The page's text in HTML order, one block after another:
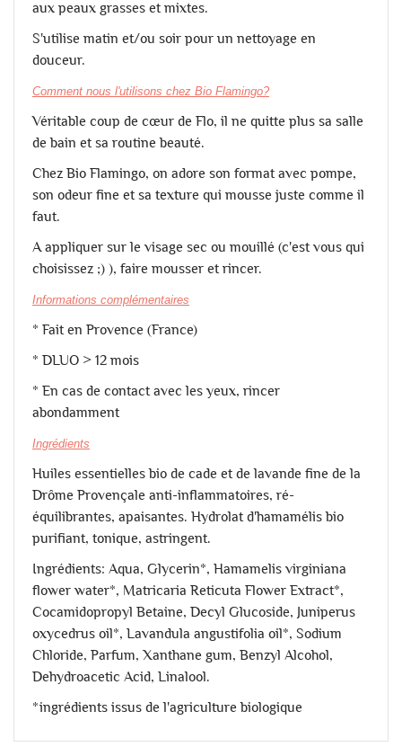
aux peaux grasses et mixtes.
S'utilise matin et/ou soir pour un nettoyage en
douceur.
Comment nous l'utilisons chez Bio Flamingo?
Véritable coup de cœur de Flo, il ne quitte plus sa salle
de bain et sa routine beauté.
Chez Bio Flamingo, on adore son format avec pompe,
son odeur fine et sa texture qui mousse juste comme il
faut.
A appliquer sur le visage sec ou mouillé (c'est vous qui
choisissez ;) ), faire mousser et rincer.
Informations complémentaires
* Fait en Provence (France)
* DLUO > 12 mois
* En cas de contact avec les yeux, rincer
abondamment
Ingrédients
Huiles essentielles bio de cade et de lavande fine de la
Drôme Provençale anti-inflammatoires, ré-
équilibrantes, apaisantes. Hydrolat d'hamamélis bio
purifiant, tonique, astringent.
Ingrédients: Aqua, Glycerin*, Hamamelis virginiana
flower water*, Matricaria Reticuta Flower Extract*,
Cocamidopropyl Betaine, Decyl Glucoside, Juniperus
oxycedrus oil*, Lavandula angustifolia oil*, Sodium
Chloride, Parfum, Xanthane gum, Benzyl Alcohol,
Dehydroacetic Acid, Linalool.
*ingrédients issus de l'agriculture biologique